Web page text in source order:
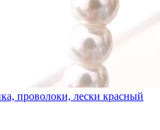
проволоки, лески красный